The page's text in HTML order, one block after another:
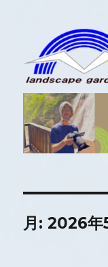
RINKASA
月:2026年